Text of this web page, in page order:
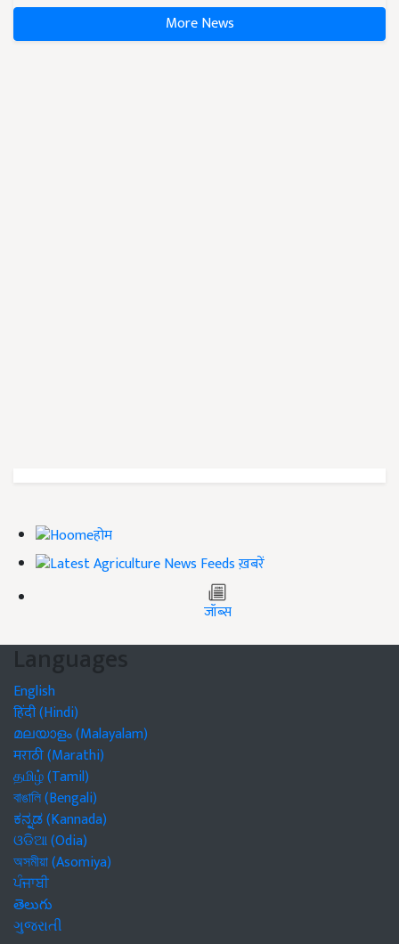
More News
होम
ख़बरें
जॉब्स
Languages
English
हिंदी (Hindi)
മലയാളം (Malayalam)
मराठी (Marathi)
தமிழ் (Tamil)
বাঙালি (Bengali)
ಕನ್ನಡ (Kannada)
ଓଡିଆ (Odia)
অসমীয়া (Asomiya)
ਪੰਜਾਬੀ
తెలుగు
ગુજરાતી